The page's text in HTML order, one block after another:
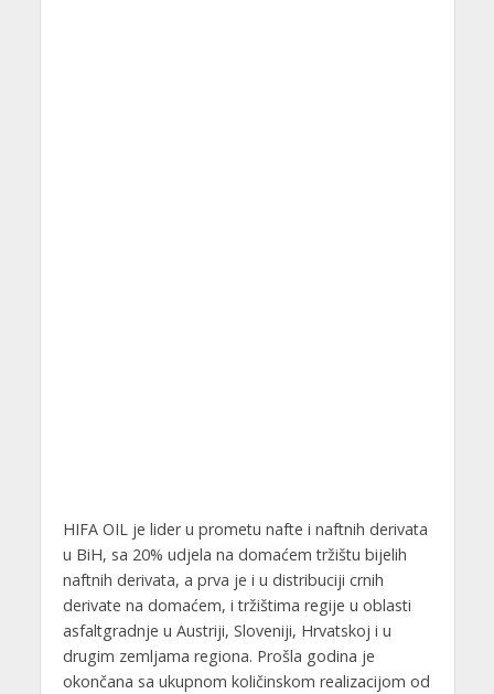
HIFA OIL je lider u prometu nafte i naftnih derivata
u BiH, sa 20% udjela na domaćem tržištu bijelih
naftnih derivata, a prva je i u distribuciji crnih
derivate na domaćem, i tržištima regije u oblasti
asfaltgradnje u Austriji, Sloveniji, Hrvatskoj i u
drugim zemljama regiona. Prošla godina je
okončana sa ukupnom količinskom realizacijom od